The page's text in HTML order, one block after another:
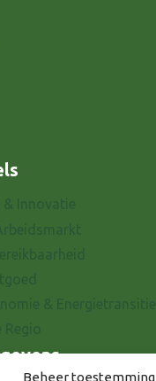
Beheer toestemming